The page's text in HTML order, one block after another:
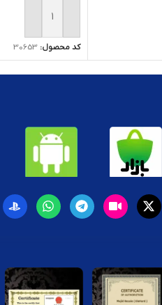
افزودن به سبد خرید
کد محصول: 30653